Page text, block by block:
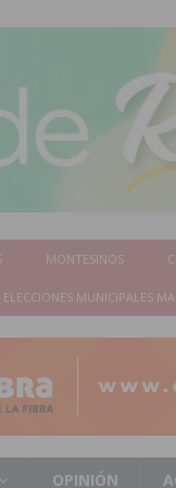
MONTESINOS
ELECCIONES MUNICIPALES
OPINIÓN